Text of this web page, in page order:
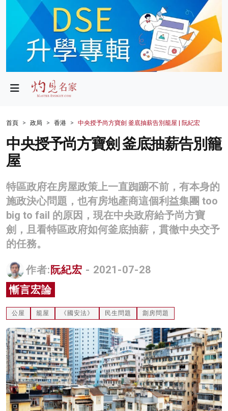
政局
財經
生活
健康
商業
科技
影片
名家榜
灼見活動
關於我們
首頁 政局 香港 中央授予尚方寶劍 釜底抽薪告別籠屋 | 阮紀宏
中央授予尚方寶劍 釜底抽薪告別籠
屋
特區政府在房屋政策上一直踟躕不前，有本身的
施政決心問題，也有房地產商這個利益集團 too
big to fail 的原因，現在中央政府給予尚方寶
劍，且看特區政府如何釜底抽薪，貫徹中央交予
的任務。
作者: 阮紀宏 - 2021-07-28
慚言宏論
公屋 籠屋 《國安法》 民生問題 劏房問題